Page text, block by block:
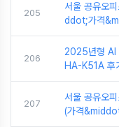
205
서울 공유오
ddot;가격
206
2025년형 AI
HA-K51A 후
207
서울 공유오
(가격